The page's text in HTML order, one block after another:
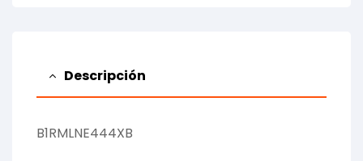
Descripción
B1RMLNE444XB